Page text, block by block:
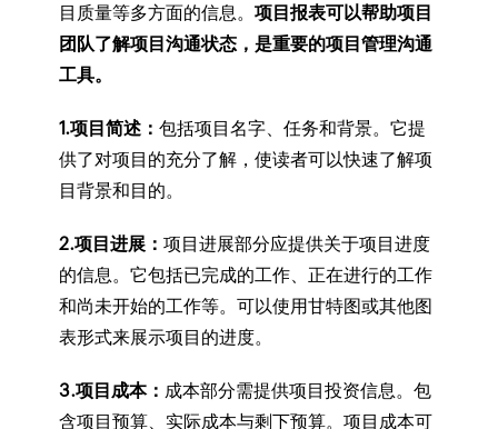
目质量等多方面的信息。 项目报表可以帮助项目
团队了解项目沟通状态，是重要的项目管理沟通
工具。
1.项目简述： 包括项目名字、任务和背景。它提
供了对项目的充分了解，使读者可以快速了解项
目背景和目的。
2.项目进展： 项目进展部分应提供关于项目进度
的信息。它包括已完成的工作、正在进行的工作
和尚未开始的工作等。可以使用甘特图或其他图
表形式来展示项目的进度。
3.项目成本： 成本部分需提供项目投资信息。包
含项目预算、实际成本与剩下预算。项目成本可